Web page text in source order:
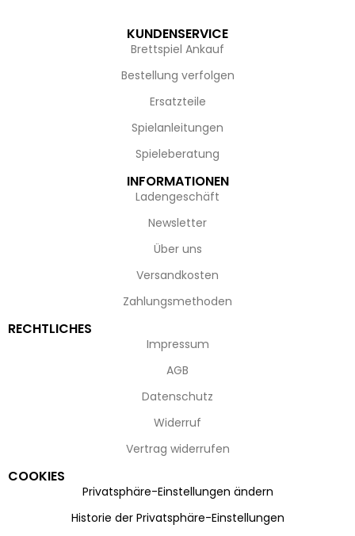
KUNDENSERVICE
Brettspiel Ankauf
Bestellung verfolgen
Ersatzteile
Spielanleitungen
Spieleberatung
INFORMATIONEN
Ladengeschäft
Newsletter
Über uns
Versandkosten
Zahlungsmethoden
RECHTLICHES
Impressum
AGB
Datenschutz
Widerruf
Vertrag widerrufen
COOKIES
Privatsphäre-Einstellungen ändern
Historie der Privatsphäre-Einstellungen